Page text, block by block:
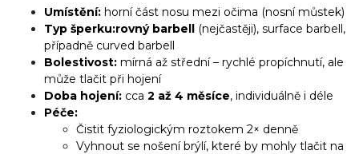
Umístění: horní část nosu mezi očima (nosní můstek)
Typ šperku:rovný barbell (nejčastěji), surface barbell,
případně curved barbell
Bolestivost: mírná až střední – rychlé propíchnutí, ale
může tlačit při hojení
Doba hojení: cca 2 až 4 měsíce, individuálně i déle
Péče:
Čistit fyziologickým roztokem 2× denně
Vyhnout se nošení brýlí, které by mohly tlačit na